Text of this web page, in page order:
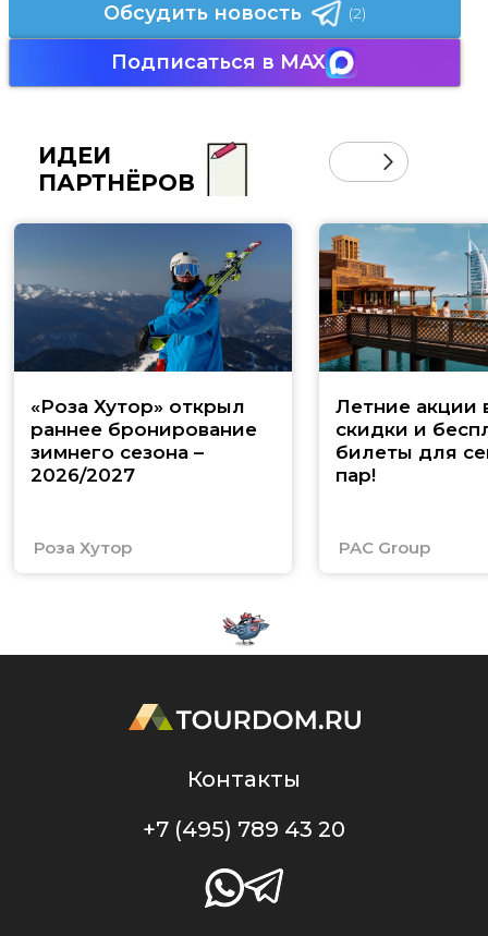
Обсудить новость (2)
Подписаться в MAX
ИДЕИ
ПАРТНЁРОВ
«Роза Хутор» открыл
раннее бронирование
зимнего сезона –
2026/2027
Роза Хутор
Летние акции
скидки и
билеты для
пар!
PAC Group
Контакты
+7 (495) 789 43 20